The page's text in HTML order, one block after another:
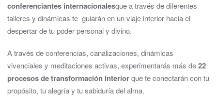
conferenciantes internacionalesque a través de diferentes
talleres y dinámicas te guiarán en un viaje interior hacia el
despertar de tu poder personal y divino.
A través de conferencias, canalizaciones, dinámicas
vivenciales y meditaciones activas, experimentarás más de22
procesos de transformación interiorque te conectarán con tu
propósito, tu alegría y tu sabiduría del alma.